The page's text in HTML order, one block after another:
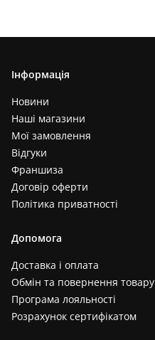
Інформація
Новини
Наші магазини
Мої замовлення
Відгуки
Франшиза
Договір оферти
Політика приватності
Допомога
Доставка і оплата
Обмін та повернення товару
Програма лояльності
Розрахунок сертифікатом